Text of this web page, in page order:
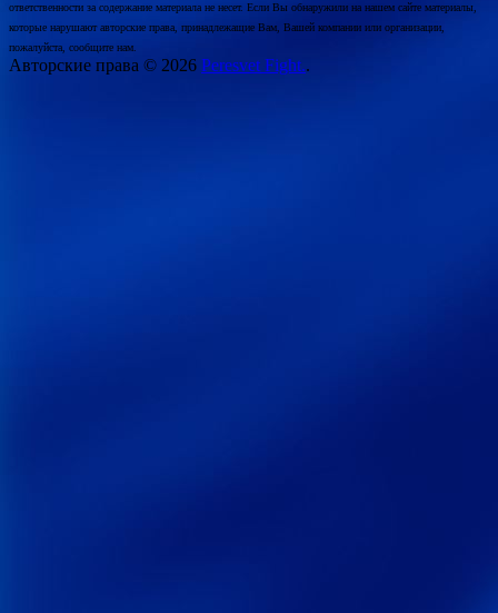
ответственности за содержание материала не несет. Если Вы обнаружили на нашем сайте материалы,
которые нарушают авторские права, принадлежащие Вам, Вашей компании или организации,
пожалуйста, сообщите нам.
Авторские права © 2026 Peresvet Fight..